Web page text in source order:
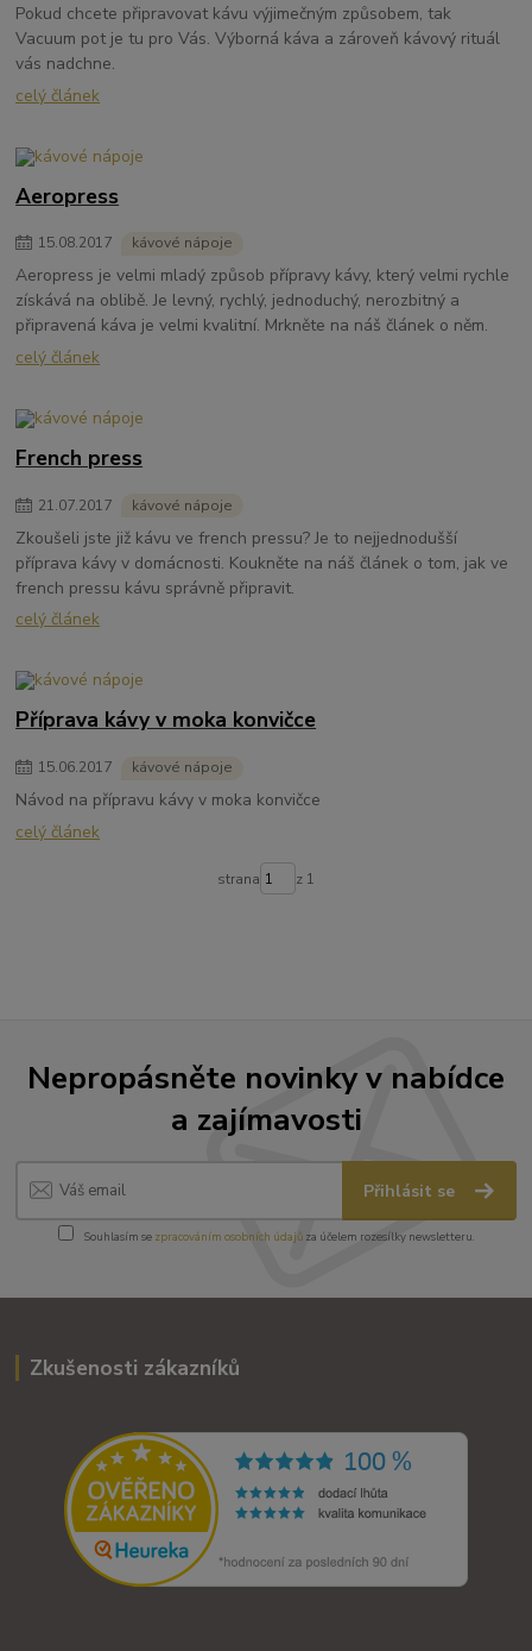
Pokud chcete připravovat kávu výjimečným způsobem, tak
Vacuum pot je tu pro Vás. Výborná káva a zároveň kávový rituál
vás nadchne.
celý článek
Aeropress
15.08.2017 kávové nápoje
Aeropress je velmi mladý způsob přípravy kávy, který velmi rychle
získává na oblibě. Je levný, rychlý, jednoduchý, nerozbitný a
připravená káva je velmi kvalitní. Mrkněte na náš článek o něm.
celý článek
French press
21.07.2017 kávové nápoje
Zkoušeli jste již kávu ve french pressu? Je to nejjednodušší
příprava kávy v domácnosti. Koukněte na náš článek o tom, jak ve
french pressu kávu správně připravit.
celý článek
Příprava kávy v moka konvičce
15.06.2017 kávové nápoje
Návod na přípravu kávy v moka konvičce
celý článek
strana z 1
Nepropásněte novinky v nabídce
a zajímavosti
Přihlásit se
Souhlasím se zpracováním osobních údajůza účelem rozesílky newsletteru.
Zkušenosti zákazníků